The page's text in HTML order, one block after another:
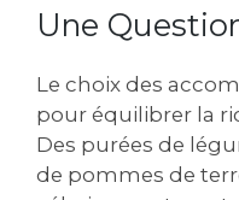
Une
Le choix des
pour équilibrer la
Des purées de
de pommes de